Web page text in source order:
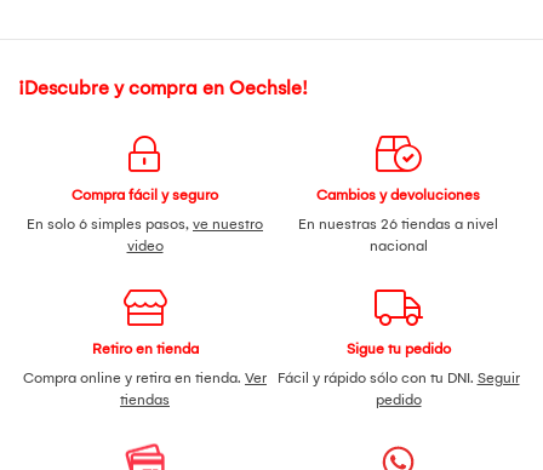
¡Descubre y compra en Oechsle!
Compra fácil y seguro
En solo 6 simples pasos, ve nuestro
video
Cambios y devoluciones
En nuestras 26 tiendas a nivel
nacional
Retiro en tienda
Compra online y retira en tienda. Ver
tiendas
Sigue tu pedido
Fácil y rápido sólo con tu DNI. Seguir
pedido